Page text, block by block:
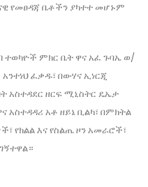
የመፀዳጃ ቤቶችን ያካተተ መሆኑም
ተወካዮች ምክር ቤት ዋና አፈ ጉባኤ ወ/
ፈቃዱ፣ በውሃና ኢነርጂ
አስተዳደር ዘርፍ ሚኒስትር ዴኤታ
አቶ ዘይኔ ቢልካ፣ በምክትል
የክልል እና የስልጤ ዞን አመራሮች፣